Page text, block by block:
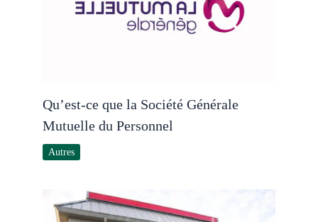
Qu’est-ce que la Société Générale
Mutuelle du Personnel
Autres